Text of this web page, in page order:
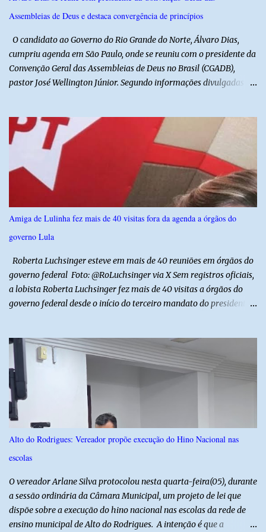
na região na tentativa de localizar o veículo e identificar os
autores do assalto. Qualquer informação que possa ajudar na
Assembleias de Deus e destaca convergência de princípios
O candidato ao Governo do Rio Grande do Norte, Álvaro Dias,
cumpriu agenda em São Paulo, onde se reuniu com o presidente da
Convenção Geral das Assembleias de Deus no Brasil (CGADB),
pastor José Wellington Júnior. Segundo informações divulgadas
político nacional e estadual. De acordo com a campanha de Álvaro
Dias, o pastor José Wellington Júnior manifestou apoio à
candidatura e ressaltou a importância da participação dos cristãos
no processo democrático, defendendo a valorização de princípios
como a defesa da família, o combate à corrupção, o
enfrentamento às drogas e a proteção da vida. Ainda segundo a
campanha, o líder religioso afirmou que levará sua orientação às
lideranças da Assembleia de Deus no Rio Grande do Norte. A
Assembleia de Deus possui uma das maiores estruturas religiosas
Amiga de Lulinha fez mais de 40 visitas fora da agenda a órgãos do
governo Lula
Roberta Luchsinger esteve em mais de 40 reuniões em órgãos do
governo federal Foto: @RoLuchsinger via X Sem registros oficiais,
a lobista Roberta Luchsinger fez mais de 40 visitas a órgãos do
governo federal desde o início do terceiro mandato do presidente
públicos que participam dos encontros. Em duas oportunidades, a
lobista esteve no Palácio do Planalto e no gabinete do ministro do
Desenvolvimento Social, Wellington Dias, acompanhada do então
sócio de Lulinha. Os encontros não foram registrados nas agendas
oficiais. Fábio Luís é alvo de inquérito aberto nesta quinta-feira,
30, a pedido da PF, que apura se ele utilizou a influência do pai
para defender interesses empresariais com a administração
pública. Segundo a Polícia Federal, a atuação dele contou com a
ajuda de Luchsinger e se concentrou no Ministério da Saúde e no
Alto do Rodrigues: Vereador propõe execução do Hino Nacional nas
escolas
O vereador Arlane Silva protocolou nesta quarta-feira(05), durante
a sessão ordinária da Câmara Municipal, um projeto de lei que
dispõe sobre a execução do hino nacional nas escolas da rede de
ensino municipal de Alto do Rodrigues. A intenção é que a